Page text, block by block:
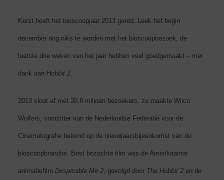
Kerst heeft het bioscoopjaar 2013 gered. Leek het begin
december nog niks te worden met het bioscoopbezoek, de
laatste drie weken van het jaar hebben veel goedgemaakt – met
dank aan Hobbit 2.
2013 sloot af met 30,8 miljoen bezoekers, zo maakte Wilco
Wolfers, voorzitter van de Nederlandse Federatie voor de
Cinematografie bekend op de nieuwjaarsbijeenkomst van de
bioscoopbranche. Best bezochte film was de Amerikaanse
animatiefilm Despicable Me 2, gevolgd door The Hobbit 2en de